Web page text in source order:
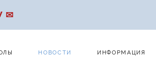
✉
НОВОСТИ ИНФОРМАЦИЯ